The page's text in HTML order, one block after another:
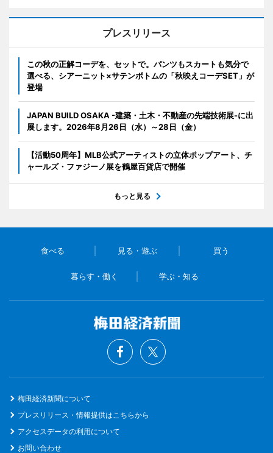
プレスリリース
この秋の正解コーデを、セットで。パンツもスカートも気分で
選べる、シアーニット×サテンボトムの「秋映えコーデSET」が
登場
JAPAN BUILD OSAKA -建築・土木・不動産の先端技術展-に出
展します。2026年8月26日（水）～28日（金）
【活動50周年】MLB公式アーティストの立体ポップアート、チ
ャールズ・ファジーノ展を鶴屋百貨店で開催
もっと見る
食べる 見る・遊ぶ 買う
暮らす・働く 学ぶ・知る
梅田経済新聞について
プレスリリース・情報提供はこちらから
アクセスデータの利用について
お問い合わせ